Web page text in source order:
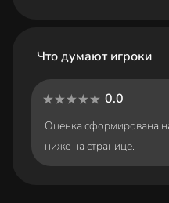
Что думают игроки
0.0
Оценка сформирована
ниже на странице.